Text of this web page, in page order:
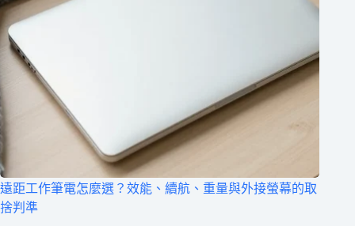
遠距工作筆電怎麼選？效能、續航、重量與外接螢幕的取
捨判準